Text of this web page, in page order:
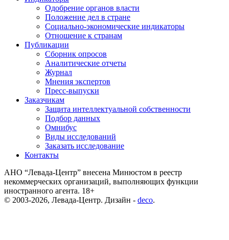
Одобрение органов власти
Положение дел в стране
Социально-экономические индикаторы
Отношение к странам
Публикации
Сборник опросов
Аналитические отчеты
Журнал
Мнения экспертов
Пресс-выпуски
Заказчикам
Защита интеллектуальной собственности
Подбор данных
Омнибус
Виды исследований
Заказать исследование
Контакты
АНО “Левада-Центр” внесена Минюстом в реестр
некоммерческих организаций, выполняющих функции
иностранного агента. 18+
© 2003-2026, Левада-Центр. Дизайн - deco.